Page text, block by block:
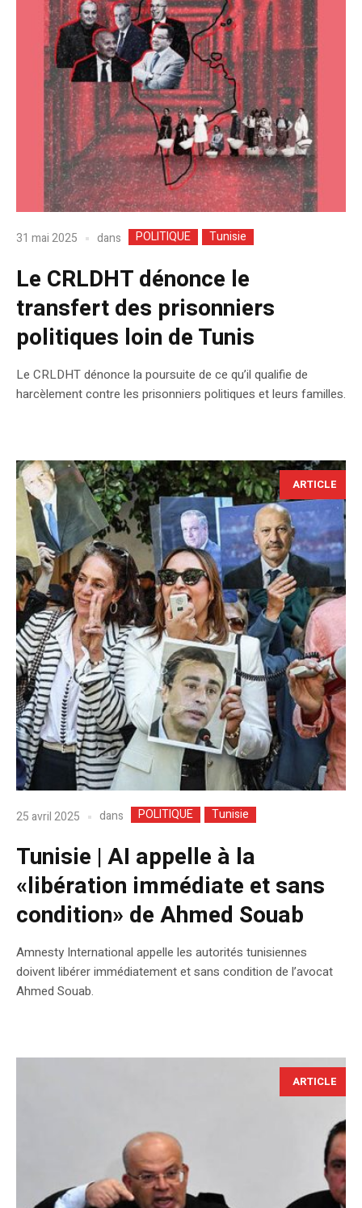
31 mai 2025 dans POLITIQUE Tunisie
Le CRLDHT dénonce le
transfert des prisonniers
politiques loin de Tunis
Le CRLDHT dénonce la poursuite de ce qu’il qualifie de
harcèlement contre les prisonniers politiques et leurs familles.
ARTICLE
25 avril 2025 dans POLITIQUE Tunisie
Tunisie | AI appelle à la
«libération immédiate et sans
condition» de Ahmed Souab
Amnesty International appelle les autorités tunisiennes
doivent libérer immédiatement et sans condition de l’avocat
Ahmed Souab.
ARTICLE